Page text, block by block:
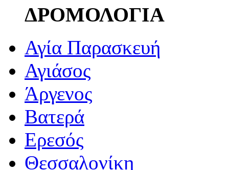
ΔΡΟΜΟΛΟΓΙΑ
Αγία Παρασκευή
Αγιάσος
Άργενος
Βατερά
Ερεσός
Θεσσαλονίκη